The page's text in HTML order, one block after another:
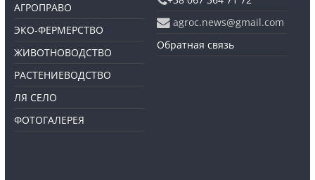
АГРОПРАВО
ЭКО-ФЕРМЕРСТВО
ЖИВОТНОВОДСТВО
РАСТЕНИЕВОДСТВО
ЛЯ СЕЛО
ФОТОГАЛЕРЕЯ
agroc.news@gmail.com
Обратная связь